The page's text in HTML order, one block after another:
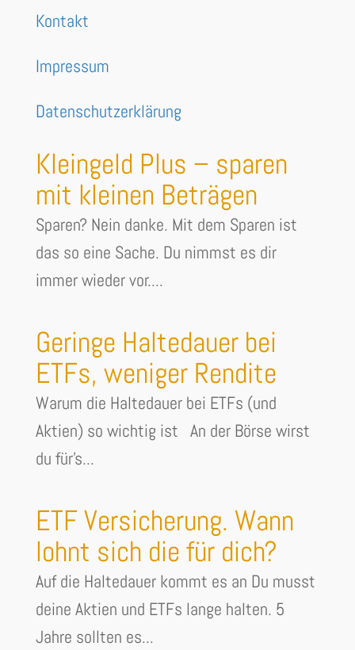
Kontakt
Impressum
Datenschutzerklärung
Kleingeld Plus – sparen
mit kleinen Beträgen
Sparen? Nein danke. Mit dem Sparen ist
das so eine Sache. Du nimmst es dir
immer wieder vor....
Geringe Haltedauer bei
ETFs, weniger Rendite
Warum die Haltedauer bei ETFs (und
Aktien) so wichtig ist An der Börse wirst
du für's...
ETF Versicherung. Wann
lohnt sich die für dich?
Auf die Haltedauer kommt es an Du musst
deine Aktien und ETFs lange halten. 5
Jahre sollten es...